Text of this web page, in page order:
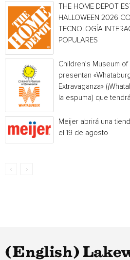
THE HOME DEPOT
HALLOWEEN 2026
TECNOLOGÍA
POPULARES
Children’s Museum
presentan
Extravaganza»
la espuma) que tendrá
Meijer abrirá una
el 19 de agosto
(English)